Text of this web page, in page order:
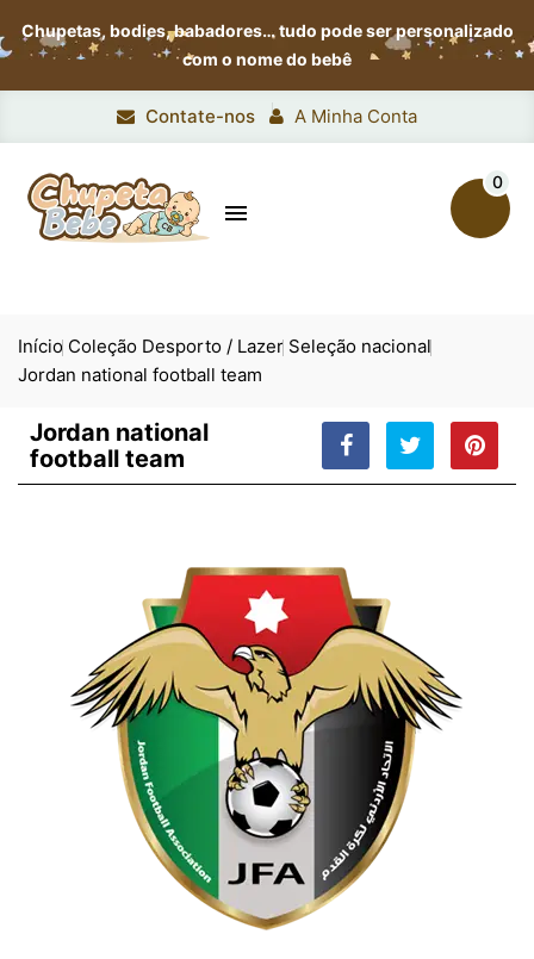
Chupetas, bodies, babadores…tudo pode ser personalizado
com o nome do bebê
Contate-nos A Minha Conta

0
Início Coleção Desporto / Lazer Seleção nacional
Jordan national football team
Jordan national
football team